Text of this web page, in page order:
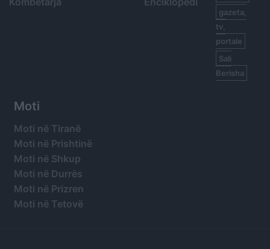
gazeta,
tv,
portale
Sali
Berisha
Moti
Moti në Tiranë
Moti në Prishtinë
Moti në Shkup
Moti në Durrës
Moti në Prizren
Moti në Tetovë